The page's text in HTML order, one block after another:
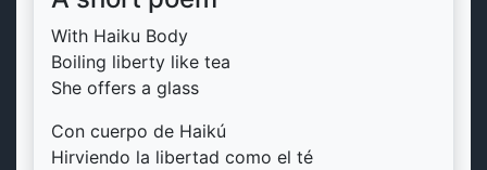
With Haiku Body
Boiling liberty like tea
She offers a glass
Con cuerpo de Haikú
Hirviendo la libertad como el té